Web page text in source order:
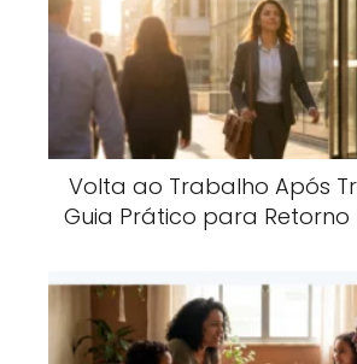
Volta ao Trabalho Após
Guia Prático para Retorno